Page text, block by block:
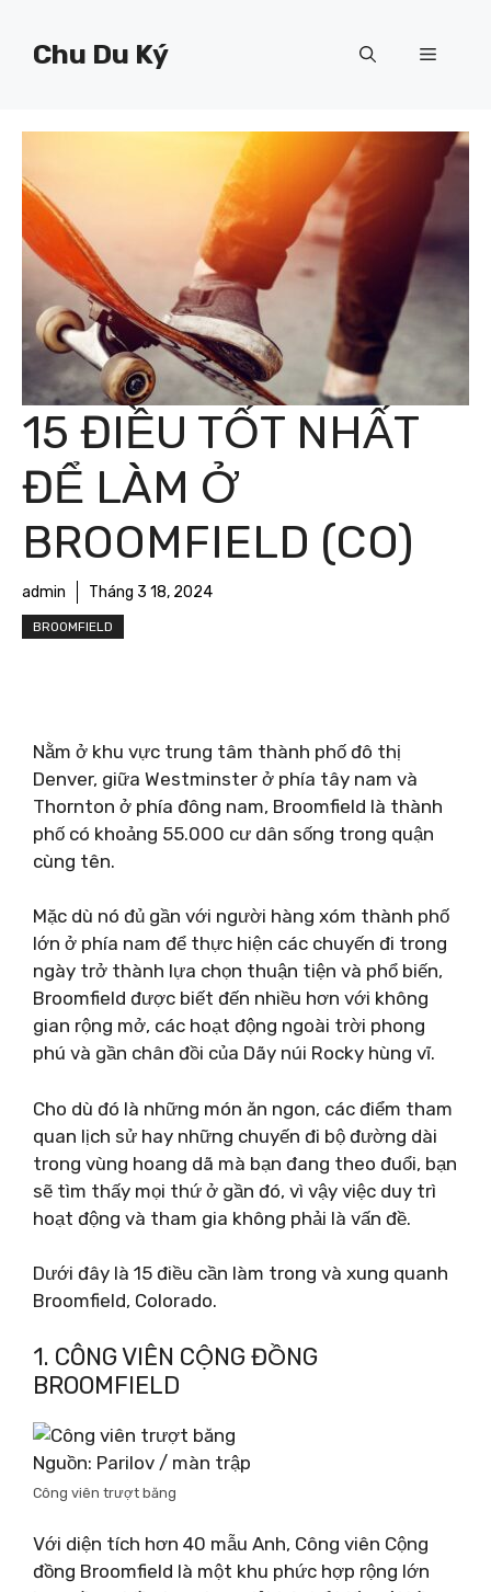
Chu Du Ký Menu
15 ĐIỀU TỐT NHẤT
ĐỂ LÀM Ở
BROOMFIELD (CO)
admin Tháng 3 18, 2024
BROOMFIELD
Nằm ở khu vực trung tâm thành phố đô thị
Denver, giữa Westminster ở phía tây nam và
Thornton ở phía đông nam, Broomfield là thành
phố có khoảng 55.000 cư dân sống trong quận
cùng tên.
Mặc dù nó đủ gần với người hàng xóm thành phố
lớn ở phía nam để thực hiện các chuyến đi trong
ngày trở thành lựa chọn thuận tiện và phổ biến,
Broomfield được biết đến nhiều hơn với không
gian rộng mở, các hoạt động ngoài trời phong
phú và gần chân đồi của Dãy núi Rocky hùng vĩ.
Cho dù đó là những món ăn ngon, các điểm tham
quan lịch sử hay những chuyến đi bộ đường dài
trong vùng hoang dã mà bạn đang theo đuổi, bạn
sẽ tìm thấy mọi thứ ở gần đó, vì vậy việc duy trì
hoạt động và tham gia không phải là vấn đề.
Dưới đây là 15 điều cần làm trong và xung quanh
Broomfield, Colorado.
1. CÔNG VIÊN CỘNG ĐỒNG
BROOMFIELD
Nguồn: Parilov / màn trập
Công viên trượt băng
Với diện tích hơn 40 mẫu Anh, Công viên Cộng
đồng Broomfield là một khu phức hợp rộng lớn